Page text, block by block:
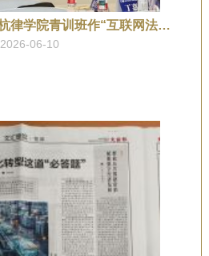
我所黄麒律师受邀在杭律学院青训班作“互联网法律服务：实务与前沿”的主题分享
2026-06-10